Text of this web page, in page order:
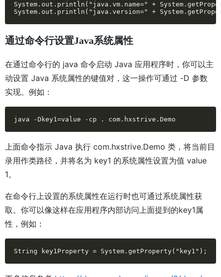
System.out.println("java.vm.name=" +
System.out.println("java.version=" +
通过命令行设置Java系统属性
在通过命令行的 java 命令启动 Java 应用程序时，你可以主
动设置 Java 系统属性的键值对，这一操作可通过 -D 参数
实现。例如：
java -Dkey1=value -cp . com.hxstrive.Demo
上面命令指示 Java 执行 com.hxstrive.Demo 类，将当前目
录用作类路径，并将名为 key1 的系统属性设置为值 value
1。
在命令行上设置的系统属性在运行时也可通过系统属性获
取。你可以像这样在应用程序内部访问上面提到的key1属
性，例如：
String key1Property = System.getProperty("key1");